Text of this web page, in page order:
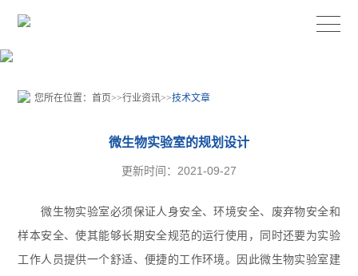
您所在位置：首页>>行业资讯>>技术文章
微生物实验室的规划设计
更新时间：2021-09-27
微生物实验室必须保证人身安全、环境安全、废弃物安全和
样本安全、使其能够长期安全规范的运行使用，同时还要为实验
工作人员提供一个舒适、便捷的工作环境。因此微生物实验室建